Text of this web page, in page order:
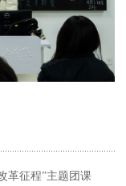
革征程”主题团课